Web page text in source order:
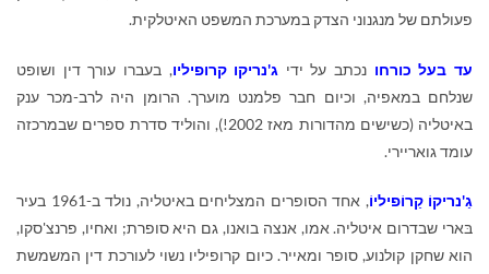
פעולתם של מנגנוני הצדק במערכת המשפט האיטלקית.
עד בעל כורחו נכתב על ידי ג'נריקו קרופיליו, בעברו עורך דין ושופט
שנלחם במאפיה, וכיום חבר פלמנט מוערך. הרומן היה לרב-מכר ענק
באיטליה (כשישים מהדורות מאז 2002!), והוליד סדרת ספרים שבמרכזה
עומד גואריירי.
גַ'נריקוֹ קַרוֹפיליוֹ
, אחד הסופרים המצליחים באיטליה, נולד ב-1961 בעיר
בּארי שבדרום איטליה. אמו, אנצה בואנו, גם היא סופרת; ואחיו, פרנצ'סקו,
הוא שחקן קולנוע, סופר ומאייר. כיום קרופיליו נשוי לעורכת דין המשמשת